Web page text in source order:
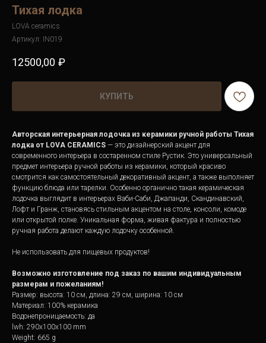
Тихая лодка
LOVA ceramics
Артикул:
IN019
12500,00 ₽
КУПИТЬ
Авторская интерьерная лодочка из керамики ручной работы Тихая
лодка от LOVA CERAMICS — это дизайнерский акцент для
современного интерьера в состаренном стиле Рустик. Это универсальный
предмет интерьера ручной работы из керамики, который красиво
смотрится как самостоятельный декоративный акцент, а также выполняет
функцию блюда или тарелки. Особенно органично такая керамическая
лодочка выглядит в интерьерах Ваби-Саби, Джапанди, Скандинавский,
Лофт и Гранж, становясь стильным акцентом на столе, консоли, комоде
или открытой полке. Уникальная форма, живая фактура и полностью
ручная работа делают каждую лодочку особенной.
Не использовать для пищевых продуктов!
Возможно изготовление под заказ по вашим индивидуальным
размерам и пожеланиям!
Размер: высота: 10 см, длина: 29 см, ширина: 10 см
Материал: 100% керамика
Водонепроницаемость: да
lwh: 290x100x100 mm
Weight: 665 g